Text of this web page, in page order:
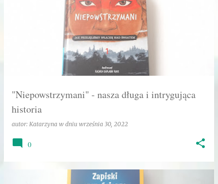
"Niepowstrzymani" - nasza długa i intrygująca
historia
autor: Katarzyna w dniu września 30, 2022
0